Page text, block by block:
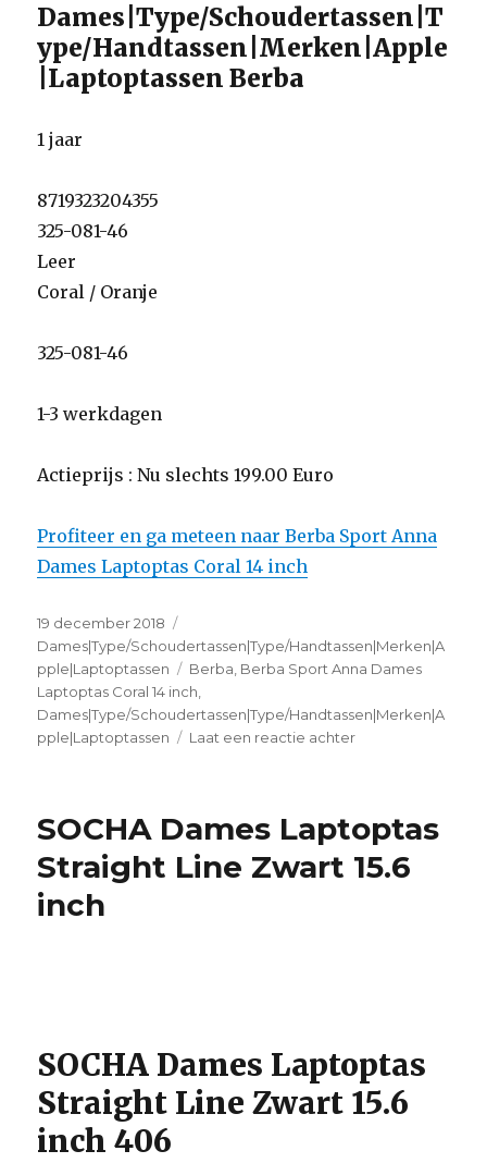
Dames|Type/Schoudertassen|T
ype/Handtassen|Merken|Apple
|Laptoptassen Berba
1 jaar
8719323204355
325-081-46
Leer
Coral / Oranje
325-081-46
1-3 werkdagen
Actieprijs : Nu slechts 199.00 Euro
Profiteer en ga meteen naar Berba Sport Anna
Dames Laptoptas Coral 14 inch
Geplaatst
op
19 december 2018
Dames|Type/Schoudertassen|Type/Handtassen|Merken|A
pple|Laptoptassen
Tags
Berba, Berba Sport Anna Dames
Laptoptas Coral 14 inch,
Dames|Type/Schoudertassen|Type/Handtassen|Merken|A
pple|Laptoptassen
Laat een reactie achter
Dames
Coral
SOCHA Dames Laptoptas
Straight Line Zwart 15.6
inch
SOCHA Dames Laptoptas
Straight Line Zwart 15.6
inch 406